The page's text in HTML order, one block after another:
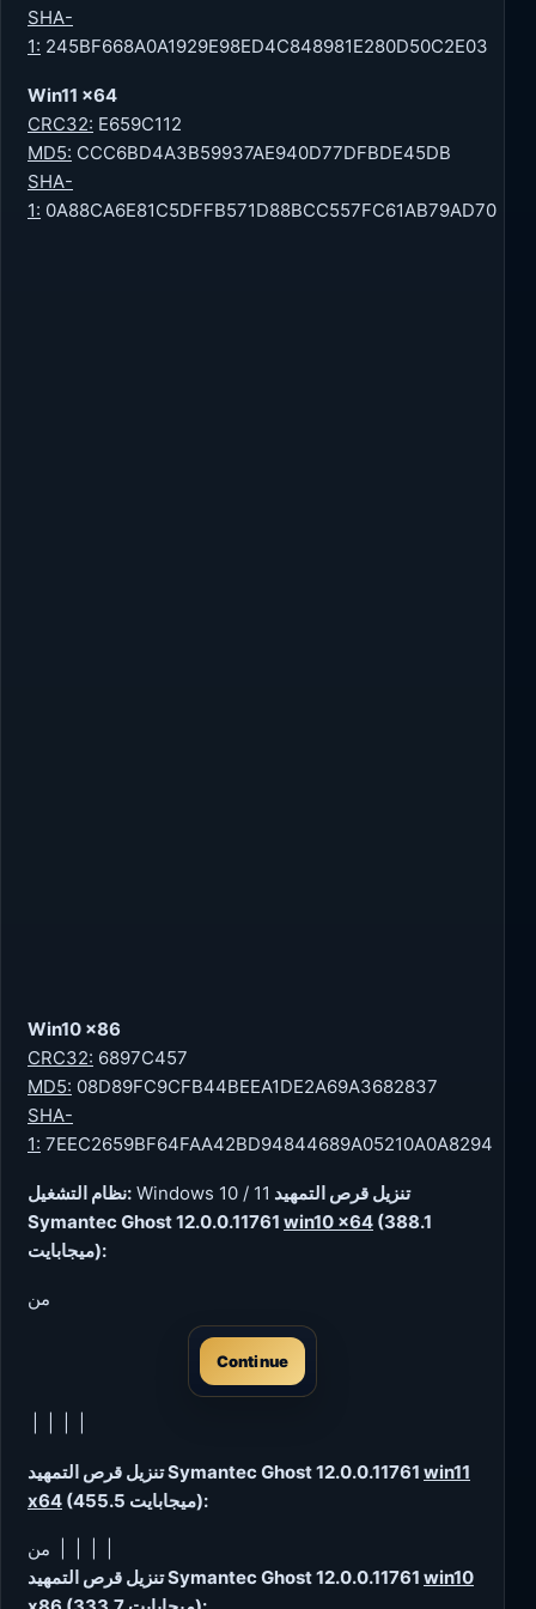
SHA-
1: 245BF668A0A1929E98ED4C848981E280D50C2E03
Win11 x64
CRC32: E659C112
MD5: CCC6BD4A3B59937AE940D77DFBDE45DB
SHA-
1: 0A88CA6E81C5DFFB571D88BCC557FC61AB79AD70
Win10 x86
CRC32: 6897C457
MD5: 08D89FC9CFB44BEEA1DE2A69A3682837
SHA-
1: 7EEC2659BF64FAA42BD94844689A05210A0A8294
نظام التشغيل: Windows 10 / 11
Symantec Ghost 12.0.0.11761 win10 x64 (388.1
ميجابايت):
Continue
تنزيل قرص التمهيد Symantec Ghost 12.0.0.11761 win11
x64
(455.5 ميجابايت):
تنزيل قرص التمهيد Symantec Ghost 12.0.0.11761 win10